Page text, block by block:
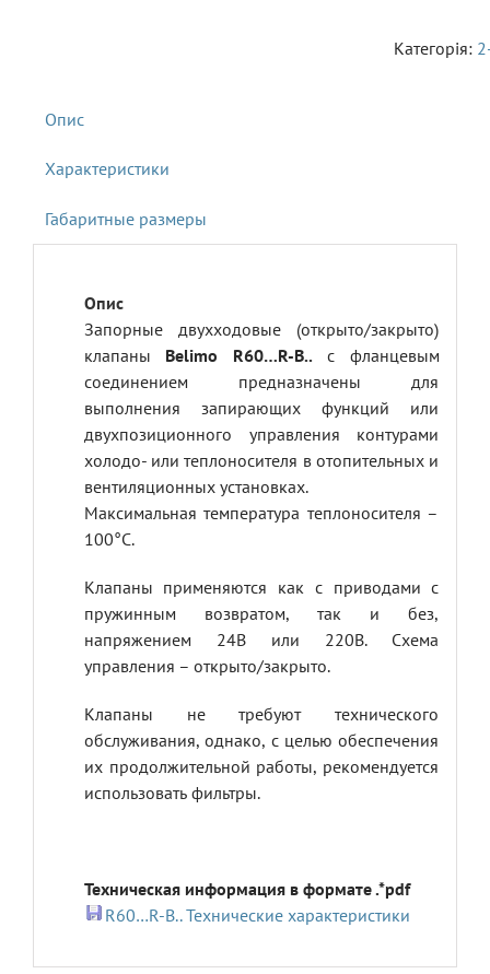
Категорія:
Характеристики
Габаритные размеры
Запорные двухходовые (открыто/закрыто)
клапаны Belimo R60…R-B..с фланцевым
соединением предназначены для
выполнения запирающих функций или
двухпозиционного управления контурами
холодо- или теплоносителя в отопительных и
вентиляционных установках.
Максимальная температура теплоносителя –
100°С.
Клапаны применяются как с приводами с
пружинным возвратом, так и без,
напряжением 24В или 220В. Схема
управления – открыто/закрыто.
Клапаны не требуют технического
обслуживания, однако, с целью обеспечения
их продолжительной работы, рекомендуется
использовать фильтры.
Техническая информация в формате .*pdf
R60…R-B.. Технические характеристики